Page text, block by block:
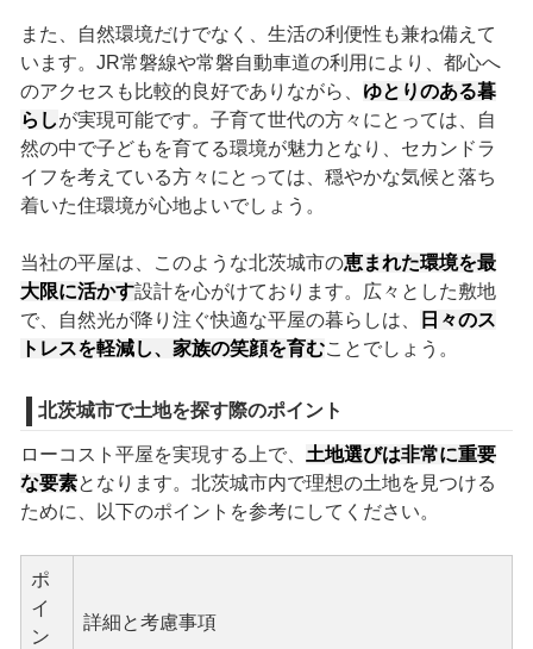
また、自然環境だけでなく、生活の利便性も兼ね備えて
います。JR常磐線や常磐自動車道の利用により、都心へ
のアクセスも比較的良好でありながら、 ゆとりのある暮
らしが実現可能です。子育て世代の方々にとっては、自
然の中で子どもを育てる環境が魅力となり、セカンドラ
イフを考えている方々にとっては、穏やかな気候と落ち
着いた住環境が心地よいでしょう。
当社の平屋は、このような北茨城市の恵まれた環境を最
大限に活かす設計を心がけております。広々とした敷地
で、自然光が降り注ぐ快適な平屋の暮らしは、
日々のス
トレスを軽減し、家族の笑顔を育むことでしょう。
北茨城市で土地を探す際のポイント
ローコスト平屋を実現する上で、 土地選びは非常に重要
な要素となります。北茨城市内で理想の土地を見つける
ために、以下のポイントを参考にしてください。
ポ
イ
ン
詳細と考慮事項